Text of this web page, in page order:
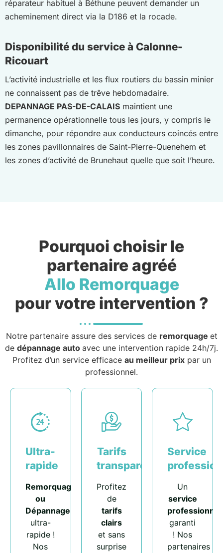
réparateur habituel à Béthune peuvent demander un
acheminement direct via la D186 et la rocade.
Disponibilité du service à Calonne-
Ricouart
L’activité industrielle et les flux routiers du bassin minier
ne connaissent pas de trêve hebdomadaire.
DEPANNAGE PAS-DE-CALAIS maintient une
permanence opérationnelle tous les jours, y compris le
dimanche, pour répondre aux conducteurs coincés entre
les zones pavillonnaires de Saint-Pierre-Quenehem et
les zones d’activité de Brunehaut quelle que soit l’heure.
Pourquoi choisir le
partenaire agréé
Allo Remorquage
pour votre intervention ?
Notre partenaire assure des services de remorquage et
de dépannage auto avec une intervention rapide 24h/7j.
Profitez d’un service efficace au meilleur prixpar un
professionnel.
Ultra-
rapide
Remorquage
ou
Dépannage
ultra-
rapide !
Nos
Tarifs
transparents
Profitez
de
tarifs
clairs
et sans
surprise
Service
Un
service
professionnel
garanti
! Nos
partenaires